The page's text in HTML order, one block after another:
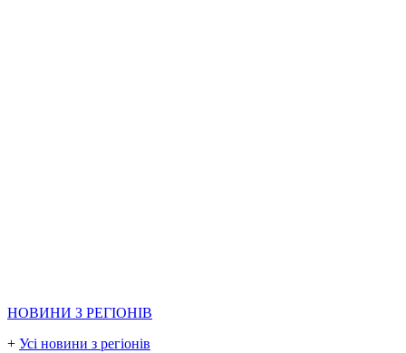
НОВИНИ З РЕГІОНІВ
+ Усі новини з регіонів